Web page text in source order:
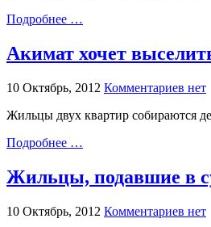
Подробнее …
Акимат хочет
10 Октябрь, 2012 Комментариев нет
Жильцы двух квартир собираются
Подробнее …
Жильцы, подавшие в
10 Октябрь, 2012 Комментариев нет